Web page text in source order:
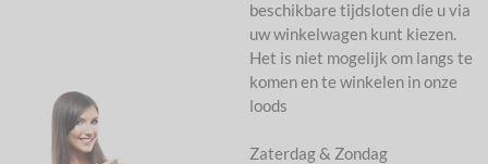
beschikbare tijdsloten die u via
uw winkelwagen kunt kiezen.
Het is niet mogelijk om langs te
komen en te winkelen in onze
loods
Zaterdag & Zondag